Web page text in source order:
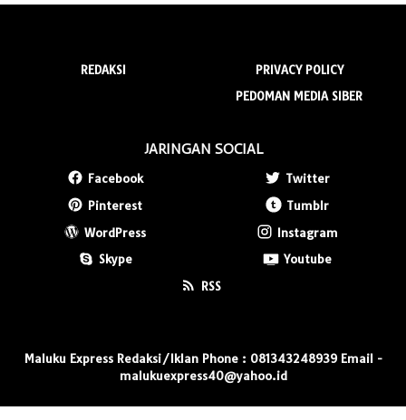
REDAKSI
PRIVACY POLICY
PEDOMAN MEDIA SIBER
JARINGAN SOCIAL
Facebook
Twitter
Pinterest
Tumblr
WordPress
Instagram
Skype
Youtube
RSS
Maluku Express Redaksi/Iklan Phone : 081343248939 Email -
malukuexpress40@yahoo.id